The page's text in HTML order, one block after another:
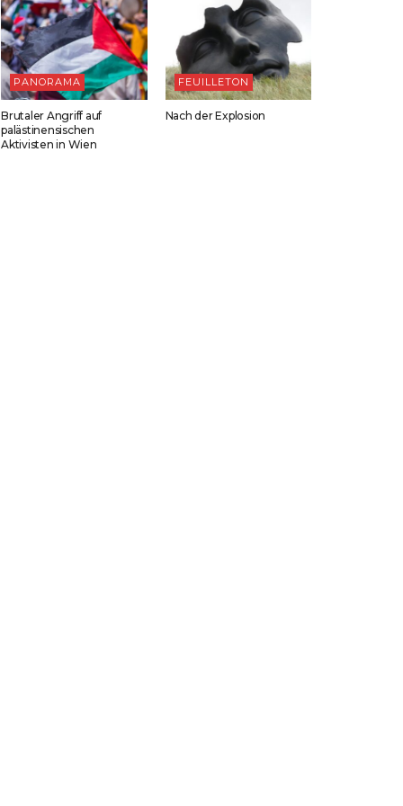
PANORAMA
Brutaler Angriff auf
palästinensischen
Aktivisten in Wien
FEUILLETON
Nach der Explosion